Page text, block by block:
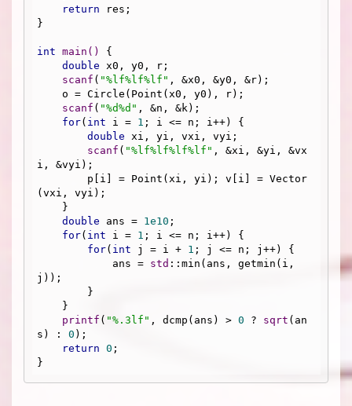
return res;
}
int main ()
{
double x0, y0, r;
scanf ( "%lf%lf%lf" , &x0, &y0, &r);
scanf ( "%d%d" , &n, &k);
for( int i = 1 ; i <= n; i++) {
double xi, yi, vxi, vyi;
scanf ( "%lf%lf%lf%lf" , &xi, &yi, &vx
i, &vyi);
(vxi, vyi);
double ans = 1e10 ;
for( int i = 1 ; i <= n; i++) {
for( int j = i + 1 ; j <= n; j++) {
            ans =
std ::min(ans, getmin(i,
j));
printf ( "%.3lf" , dcmp(ans) > 0 ? sqrt (an
s) : 0 );
return 0 ;